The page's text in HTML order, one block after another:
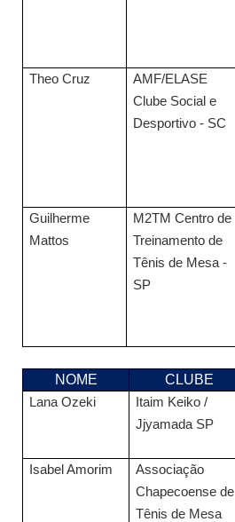
Theo Cruz
AMF/ELASE
Clube Social e
Desportivo - SC
Guilherme
Mattos
M2TM Centro de
Treinamento de
Tênis de Mesa -
SP
NOME CLUBE
Lana Ozeki
Itaim Keiko /
Jjyamada SP
Isabel Amorim
Associação
Chapecoense de
Tênis de Mesa